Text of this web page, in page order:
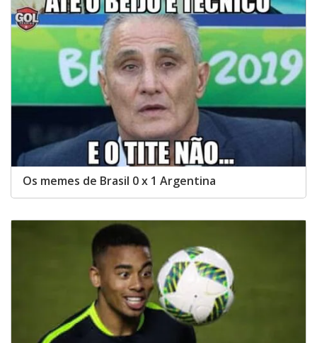
Os memes de Brasil 0 x 1 Argentina